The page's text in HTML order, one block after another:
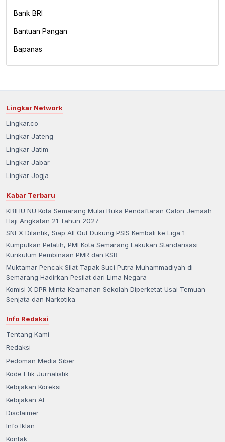
Bank BRI
Bantuan Pangan
Bapanas
Lingkar Network
Lingkar.co
Lingkar Jateng
Lingkar Jatim
Lingkar Jabar
Lingkar Jogja
Kabar Terbaru
KBIHU NU Kota Semarang Mulai Buka Pendaftaran Calon Jemaah
Haji Angkatan 21 Tahun 2027
SNEX Dilantik, Siap All Out Dukung PSIS Kembali ke Liga 1
Kumpulkan Pelatih, PMI Kota Semarang Lakukan Standarisasi
Kurikulum Pembinaan PMR dan KSR
Muktamar Pencak Silat Tapak Suci Putra Muhammadiyah di
Semarang Hadirkan Pesilat dari Lima Negara
Komisi X DPR Minta Keamanan Sekolah Diperketat Usai Temuan
Senjata dan Narkotika
Info Redaksi
Tentang Kami
Redaksi
Pedoman Media Siber
Kode Etik Jurnalistik
Kebijakan Koreksi
Kebijakan AI
Disclaimer
Info Iklan
Kontak